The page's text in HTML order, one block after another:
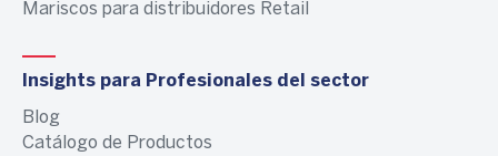
Mariscos para distribuidores Retail
Insights para Profesionales del sector
Blog
Catálogo de Productos